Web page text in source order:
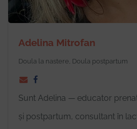
Adelina Mitrofan
Doula la nastere, Doula postpartum
Sunt Adelina — educator
și postpartum, consultant în